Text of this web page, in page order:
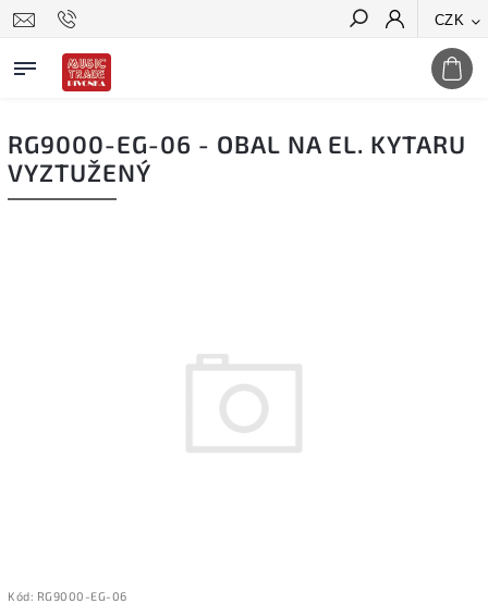
CZK
Hledat
RG9000-EG-06 - OBAL NA EL. KYTARU
VYZTUŽENÝ
Kód: RG9000-EG-06